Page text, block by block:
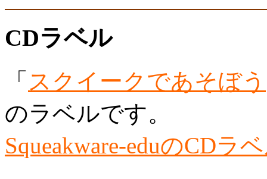
CDラベル
「 スクイークであそぼう
のラベルです。
Squeakware-eduのCDラ